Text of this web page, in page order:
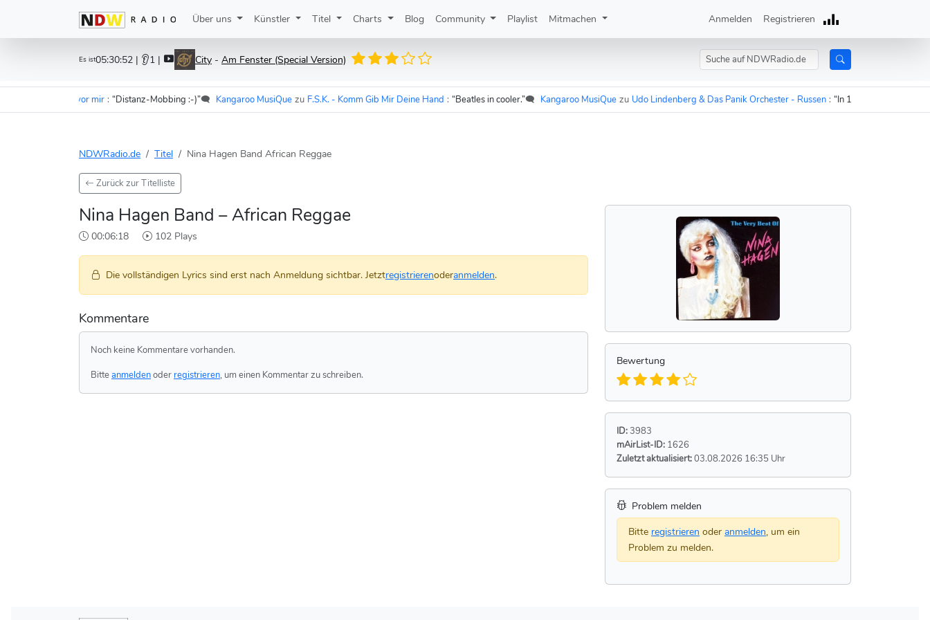
Über uns Künstler Titel Charts Blog Community Playlist Mitmachen Anmelden Registrieren
Es ist05:30:52 | 👂1 | City - Am Fenster (Special Version)
- Im Wagen vor mir : “Distanz-Mobbing :-)”🗨️ Kangaroo MusiQue zu F.S.K. - Komm Gib Mir Deine Hand : “Beatles in cooler.”🗨️ Kangaroo MusiQue zu Udo Lindenberg & Das Panik Orchester - Russen : “In 15 Minuten sind die
NDWRadio.de Titel Nina Hagen Band African Reggae
Zurück zur Titelliste
Nina Hagen Band – African Reggae
00:06:18 102 Plays
Die vollständigen Lyrics sind erst nach Anmeldung sichtbar. Jetztregistrierenoderanmelden.
Kommentare
Noch keine Kommentare vorhanden.
Bitteanmeldenoder registrieren, um einen Kommentar zu schreiben.
Bewertung
ID:3983
mAirList-ID: 1626
Zuletzt aktualisiert:03.08.2026 16:35 Uhr
Problem melden
Bitte registrieren oder anmelden, um ein
Problem zu melden.